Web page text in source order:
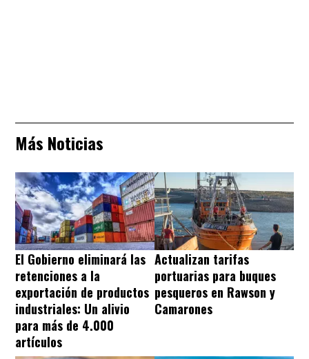
Más Noticias
El Gobierno eliminará las
retenciones a la
exportación de productos
industriales: Un alivio
para más de 4.000
artículos
Actualizan tarifas
portuarias para buques
pesqueros en Rawson y
Camarones